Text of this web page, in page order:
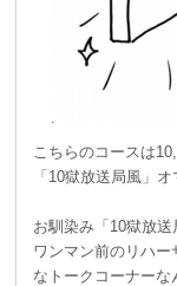
こちらのコースは
「10獄放送局風」
お馴染み「10獄放送
ワンマン前のリハ
なトークコーナー